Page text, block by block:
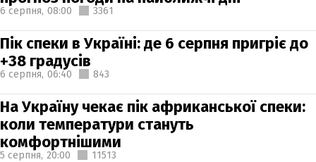
6 серпня, 08:00 3361
Пік спеки в Україні: де 6 серпня пригріє до
+38 градусів
6 серпня, 06:40 843
На Україну чекає пік африканської спеки:
коли температури стануть
комфортнішими
5 серпня, 20:00 11513